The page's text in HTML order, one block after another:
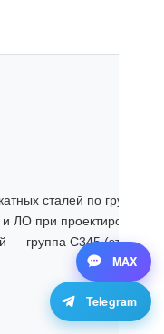
сталей по группам
ЛО при проектировании
— группа С345 (это и
MAX
Telegram